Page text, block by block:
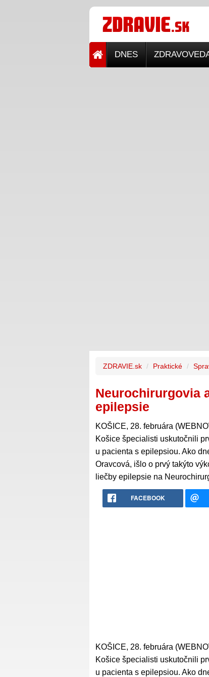
DNES
ZDRAVIE.sk Praktické
Neurochirurgovia
epilepsie
KOŠICE, 28. februára
Košice špecialisti uskutočnili
u pacienta s epilepsiou. Ako
Oravcová, išlo o prvý takýto
liečby epilepsie na
FACEBOOK
KOŠICE, 28. februára
Košice špecialisti uskutočnili
u pacienta s epilepsiou. Ako